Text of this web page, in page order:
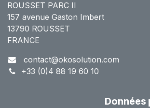
ROUSSET PARC II
157 avenue Gaston Imbert
13790 ROUSSET
FRANCE
contact@okosolution.com
+33 (0)4 88 19 60 10
Données